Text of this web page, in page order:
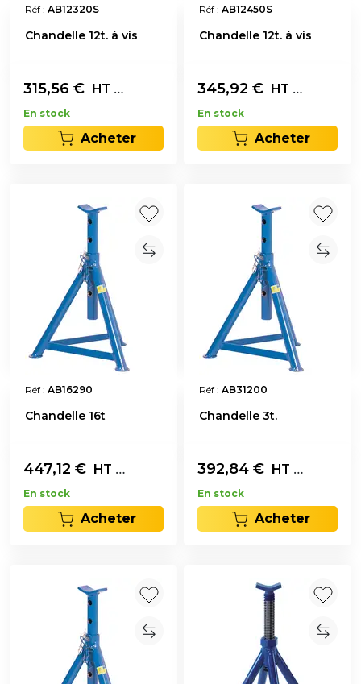
Réf : AB12320S
Chandelle 12t. à vis
315,56 € HT L'unité
En stock
Acheter
Réf : AB12450S
Chandelle 12t. à vis
345,92 € HT L'unité
En stock
Acheter
Réf : AB16290
Chandelle 16t
447,12 € HT L'unité
En stock
Acheter
Réf : AB31200
Chandelle 3t.
392,84 € HT L'unité
En stock
Acheter